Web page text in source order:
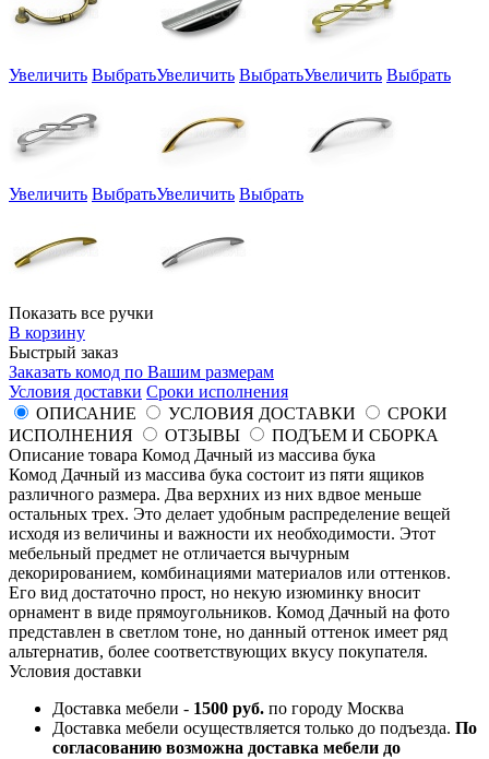
Увеличить ВыбратьУвеличить ВыбратьУвеличить Выбрать
Увеличить ВыбратьУвеличить Выбрать
Показать все ручки
В корзину
Быстрый заказ
Заказать комод по Вашим размерам
Условия доставки Сроки исполнения
ОПИСАНИЕ
УСЛОВИЯ ДОСТАВКИ
СРОКИ
ИСПОЛНЕНИЯ
ОТЗЫВЫ
ПОДЪЕМ И СБОРКА
Описание товара Комод Дачный из массива бука
Комод Дачный из массива бука состоит из пяти ящиков
различного размера. Два верхних из них вдвое меньше
остальных трех. Это делает удобным распределение вещей
исходя из величины и важности их необходимости. Этот
мебельный предмет не отличается вычурным
декорированием, комбинациями материалов или оттенков.
Его вид достаточно прост, но некую изюминку вносит
орнамент в виде прямоугольников. Комод Дачный на фото
представлен в светлом тоне, но данный оттенок имеет ряд
альтернатив, более соответствующих вкусу покупателя.
Условия доставки
Доставка мебели - 1500 руб. по городу Москва
Доставка мебели осуществляется только до подъезда. По
согласованию возможна доставка мебели до